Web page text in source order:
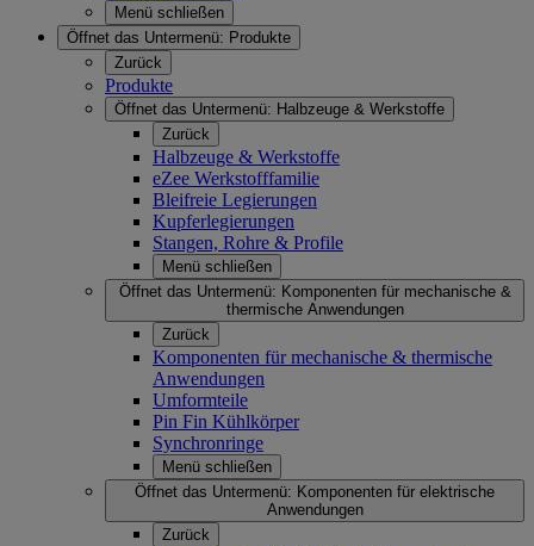
Menü schließen
Öffnet das Untermenü: Produkte
Zurück
Produkte
Öffnet das Untermenü: Halbzeuge & Werkstoffe
Zurück
Halbzeuge & Werkstoffe
eZee Werkstofffamilie
Bleifreie Legierungen
Kupferlegierungen
Stangen, Rohre & Profile
Menü schließen
Öffnet das Untermenü: Komponenten für mechanische &
thermische Anwendungen
Zurück
Komponenten für mechanische & thermische
Anwendungen
Umformteile
Pin Fin Kühlkörper
Synchronringe
Menü schließen
Öffnet das Untermenü: Komponenten für elektrische
Anwendungen
Zurück